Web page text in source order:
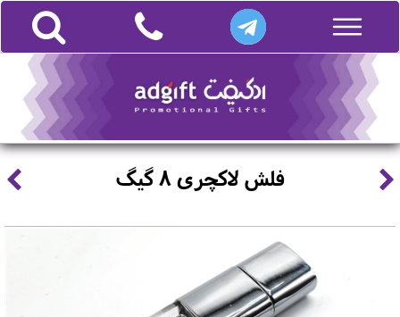
فلش لاکچری 8 گیگ